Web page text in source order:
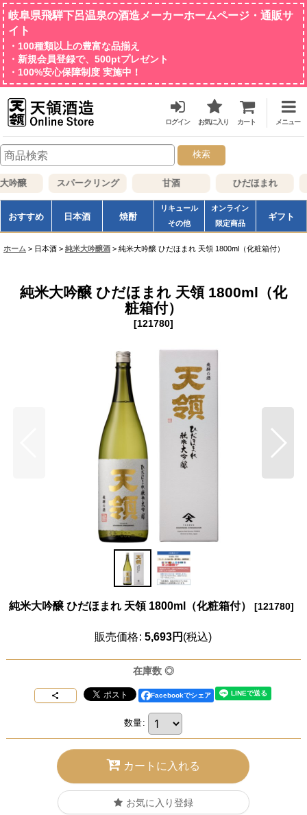
岐阜県飛騨下呂温泉の酒造メーカーホームページ・通販サ
イト
・100種類以上の豊富な品揃え
・新規会員登録で、500ptプレゼント
・100%安心保障制度 実施中！
ログイン お気に入り カート メニュー
検索
醸 スパークリング 甘酒 ひだほまれ
おすすめ 日本酒 焼酎
リキュール
その他
オンライン
限定商品
ギフト
ホーム > 日本酒 > 純米大吟醸酒 > 純米大吟醸 ひだほまれ 天領 1800ml（化粧箱付）
純米大吟醸 ひだほまれ 天領 1800ml（化
粧箱付）
[121780]
純米大吟醸 ひだほまれ 天領 1800ml（化粧箱付） [121780]
販売価格: 5,693円 (税込)
在庫数 ◎
Facebookでシェア
数量:
カートに入れる
お気に入り登録